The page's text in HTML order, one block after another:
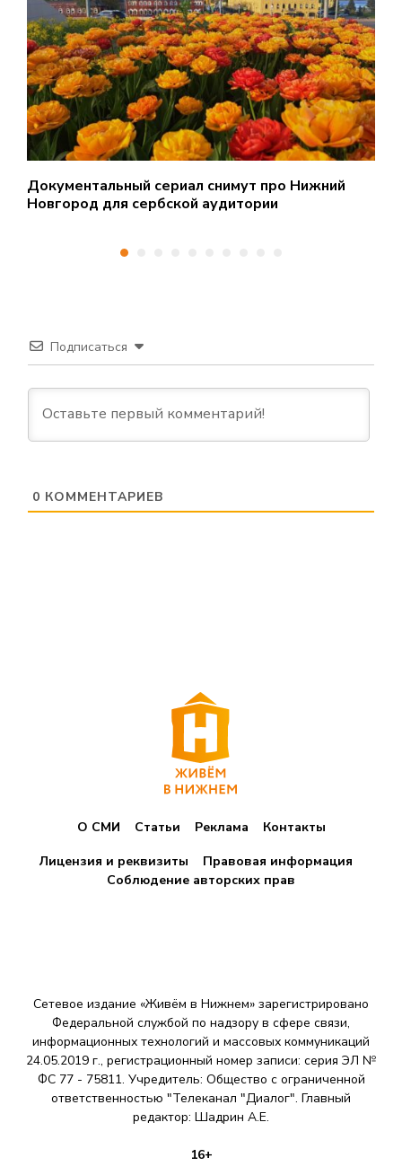
Документальный сериал снимут про Нижний
Новгород для сербской аудитории
Подписаться
0 КОММЕНТАРИЕВ
О СМИ Статьи Реклама
Контакты
Лицензия и реквизиты
Правовая информация
Соблюдение авторских прав
Сетевое издание «Живём в Нижнем» зарегистрировано
Федеральной службой по надзору в сфере связи,
информационных технологий и массовых коммуникаций
24.05.2019 г., регистрационный номер записи: серия ЭЛ №
ФС 77 - 75811. Учредитель: Общество с ограниченной
ответственностью "Телеканал "Диалог". Главный
редактор: Шадрин A.E.
16+